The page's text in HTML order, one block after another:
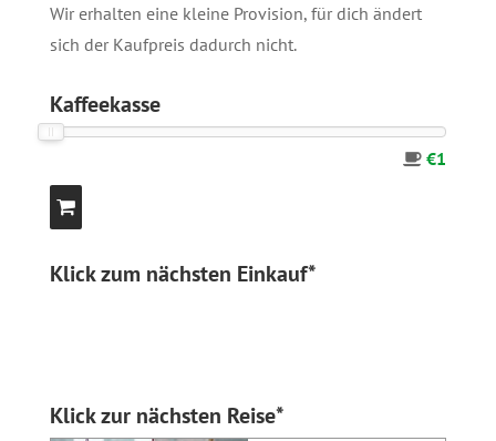
Wir erhalten eine kleine Provision, für dich ändert
sich der Kaufpreis dadurch nicht.
Kaffeekasse
€1
Klick zum nächsten Einkauf*
Klick zur nächsten Reise*